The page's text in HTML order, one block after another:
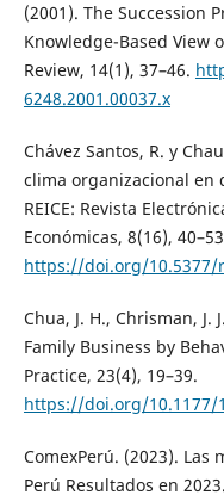
(2001). The Succession
Knowledge-Based View
Review, 14(1), 37–46.
6248.2001.00037.x
Chávez Santos, R. y
clima organizacional en
REICE: Revista
Económicas, 8(16),
https://doi.org/10.5377/
Chua, J. H., Chrisman,
Family Business by
Practice, 23(4), 19–39.
https://doi.org/10.1177/
ComexPerú. (2023). Las
Perú Resultados en 2023.